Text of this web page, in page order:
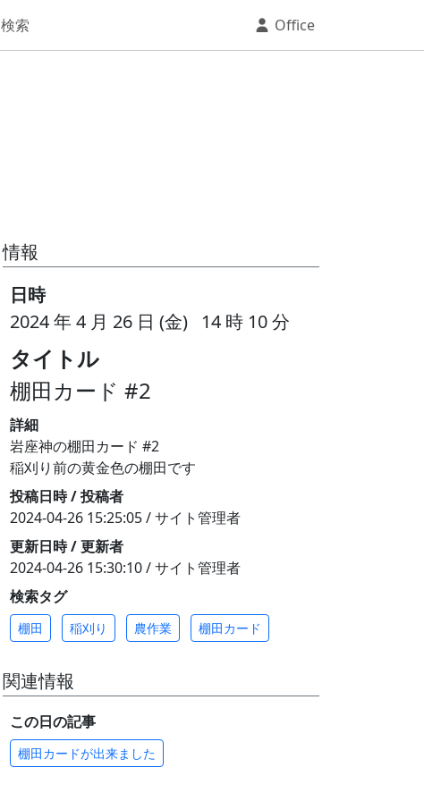
検索 Office
情報
日時
2024 年 4 月 26 日 (金) 14 時 10 分
タイトル
棚田カード #2
詳細
岩座神の棚田カード #2
稲刈り前の黄金色の棚田です
投稿日時 / 投稿者
2024-04-26 15:25:05 / サイト管理者
更新日時 / 更新者
2024-04-26 15:30:10 / サイト管理者
検索タグ
棚田 稲刈り 農作業 棚田カード
関連情報
この日の記事
棚田カードが出来ました